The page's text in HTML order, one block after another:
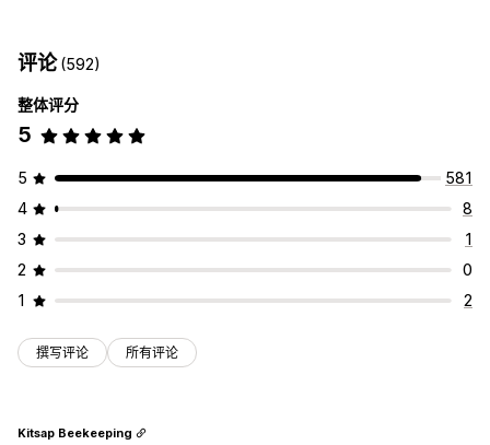
自定义 CSS
自定义规则
优惠和建议
分析
点击率 转化率 漏斗绩效
评论(592)
整体评分
5
5
581
4
8
3
1
2
0
1
2
撰写评论 所有评论
Kitsap Beekeeping